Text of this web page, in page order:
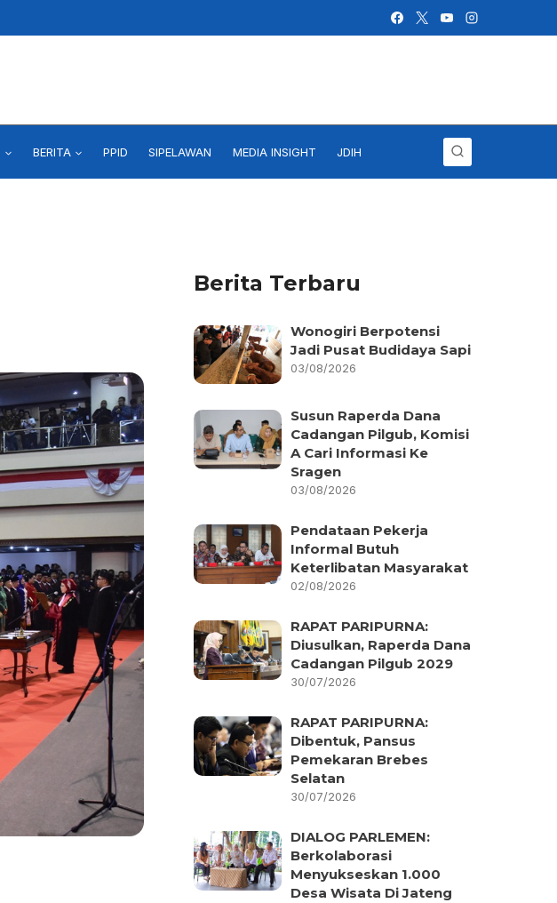
BERITA PPID SIPELAWAN MEDIA INSIGHT JDIH
Berita Terbaru
Wonogiri Berpotensi
Jadi Pusat Budidaya Sapi
03/08/2026
Susun Raperda Dana
Cadangan Pilgub, Komisi
A Cari Informasi Ke
Sragen
03/08/2026
Pendataan Pekerja
Informal Butuh
Keterlibatan Masyarakat
02/08/2026
RAPAT PARIPURNA:
Diusulkan, Raperda Dana
Cadangan Pilgub 2029
30/07/2026
RAPAT PARIPURNA:
Dibentuk, Pansus
Pemekaran Brebes
Selatan
30/07/2026
DIALOG PARLEMEN:
Berkolaborasi
Menyukseskan 1.000
Desa Wisata Di Jateng